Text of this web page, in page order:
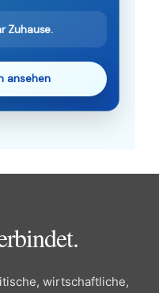
Zuhause.
ansehen
wirtschaftliche,